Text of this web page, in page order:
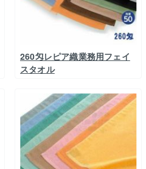
260匁レピア織業務用フェイ
スタオル